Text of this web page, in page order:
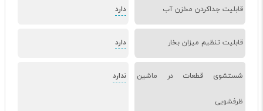
قابلیت جداکردن مخزن آب دارد
قابلیت تنظیم میزان بخار دارد
شستشوی قطعات در ماشین
ظرفشویی
ندارد